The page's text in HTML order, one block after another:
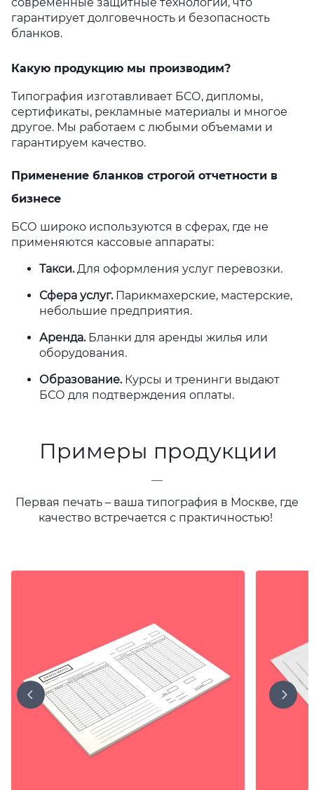
гарантирует долговечность и безопасность
бланков.
Какую продукцию мы производим?
Типография изготавливает БСО, дипломы,
сертификаты, рекламные материалы и многое
другое. Мы работаем с любыми объемами и
гарантируем качество.
Применение бланков строгой отчетности в
бизнесе
БСО широко используются в сферах, где не
применяются кассовые аппараты:
Такси. Для оформления услуг перевозки.
Сфера услуг. Парикмахерские, мастерские,
небольшие предприятия.
Аренда. Бланки для аренды жилья или
оборудования.
Образование. Курсы и тренинги выдают
БСО для подтверждения оплаты.
Примеры продукции
—
Первая печать – ваша типография в Москве, где
качество встречается с практичностью!